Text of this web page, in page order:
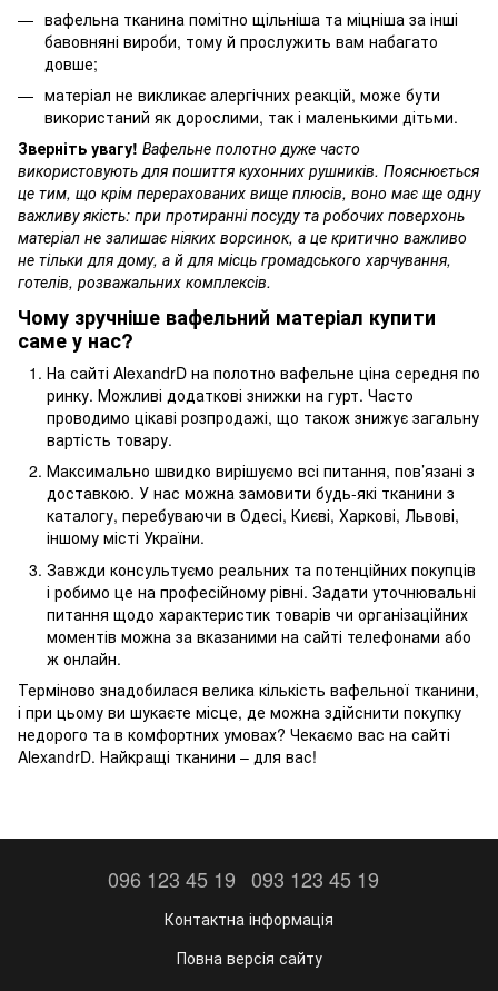
вафельна тканина помітно щільніша та міцніша за інші
бавовняні вироби, тому й прослужить вам набагато
довше;
матеріал не викликає алергічних реакцій, може бути
використаний як дорослими, так і маленькими дітьми.
Зверніть увагу! Вафельне полотно дуже часто
використовують для пошиття кухонних рушників. Пояснюється
це тим, що крім перерахованих вище плюсів, воно має ще одну
важливу якість: при протиранні посуду та робочих поверхонь
матеріал не залишає ніяких ворсинок, а це критично важливо
не тільки для дому, а й для місць громадського харчування,
готелів, розважальних комплексів.
Чому зручніше вафельний матеріал купити
саме у нас?
На сайті AlexandrD на полотно вафельне ціна середня по
ринку. Можливі додаткові знижки на гурт. Часто
проводимо цікаві розпродажі, що також знижує загальну
вартість товару.
Максимально швидко вирішуємо всі питання, пов’язані з
доставкою. У нас можна замовити будь-які тканини з
каталогу, перебуваючи в Одесі, Києві, Харкові, Львові,
іншому місті України.
Завжди консультуємо реальних та потенційних покупців
і робимо це на професійному рівні. Задати уточнювальні
питання щодо характеристик товарів чи організаційних
моментів можна за вказаними на сайті телефонами або
ж онлайн.
Терміново знадобилася велика кількість вафельної тканини,
і при цьому ви шукаєте місце, де можна здійснити покупку
недорого та в комфортних умовах? Чекаємо вас на сайті
AlexandrD. Найкращі тканини – для вас!
096 123 45 19 093 123 45 19
Контактна інформація
Повна версія сайту